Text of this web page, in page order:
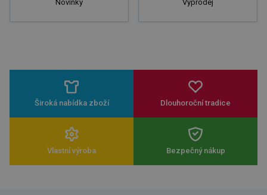
Novinky Výprodej
Široká nabídka zboží Dlouhoroční tradice
Vlastní výroba Bezpečný nákup